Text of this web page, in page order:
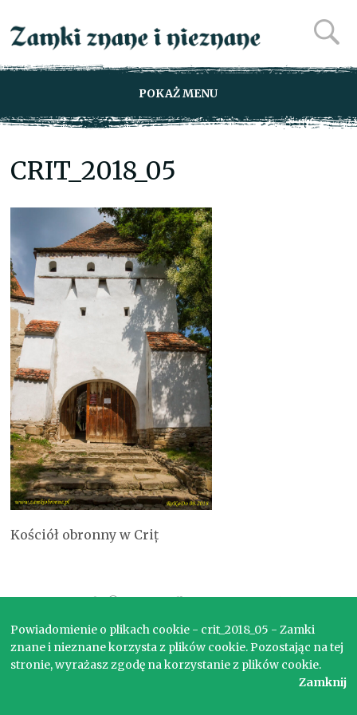
POKAŻ MENU
CRIT_2018_05
Kościół obronny w Criț
Copyright © 2017. Wszelkie prawa zastrzeżone.
Powiadomienie o plikach cookie - crit_2018_05 - Zamki
znane i nieznane korzysta z plików cookie. Pozostając na tej
stronie, wyrażasz zgodę na korzystanie z plików cookie.
Zamknij